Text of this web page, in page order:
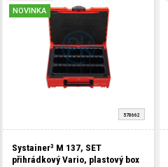
NOVINKA
578662
Systainer³ M 137, SET
přihrádkový Vario, plastový box